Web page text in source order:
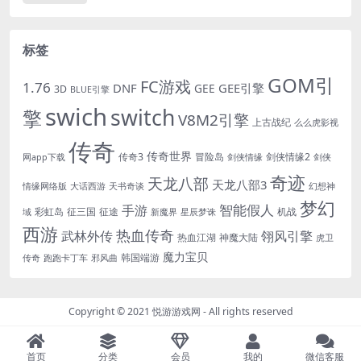
标签
1.76 3D BLUE引擎 DNF FC游戏 GEE GEE引擎 GOM引
擎swichswitchV8M2引擎 上古战纪 么么虎影视
网app下载 传奇 传奇3 传奇世界 冒险岛 剑侠情缘 剑侠情缘2 剑侠
情缘网络版 大话西游 天书奇谈 天龙八部 天龙八部3 奇迹 幻想神
域 彩虹岛 征三国 征途 手游 新魔界 星辰梦诛 智能假人 机战 梦幻
西游 武林外传热血传奇 热血江湖 神魔大陆 翎风引擎 虎卫
传奇 跑跑卡丁车 邪风曲 韩国端游 魔力宝贝
Copyright © 2021悦游游戏网 - All rights reserved
首页 分类 会员 我的 微信客服